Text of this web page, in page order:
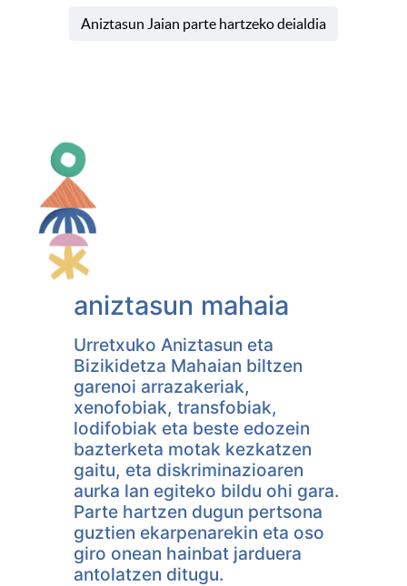
Aniztasun Jaian parte hartzeko deialdia
aniztasun mahaia
Urretxuko Aniztasun eta
Bizikidetza Mahaian biltzen
garenoi arrazakeriak,
xenofobiak, transfobiak,
lodifobiak eta beste edozein
bazterketa motak kezkatzen
gaitu, eta diskriminazioaren
aurka lan egiteko bildu ohi gara.
Parte hartzen dugun pertsona
guztien ekarpenarekin eta oso
giro onean hainbat jarduera
antolatzen ditugu.